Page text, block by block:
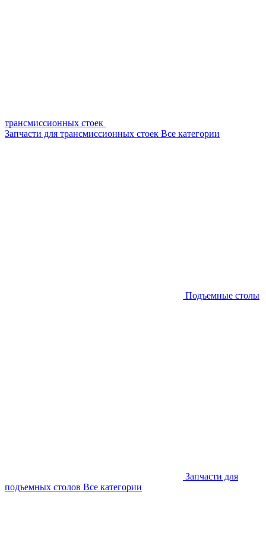
трансмиссионных стоек
Запчасти для трансмиссионных стоек Все категории
Подъемные столы
Запчасти для
подъемных столов Все категории